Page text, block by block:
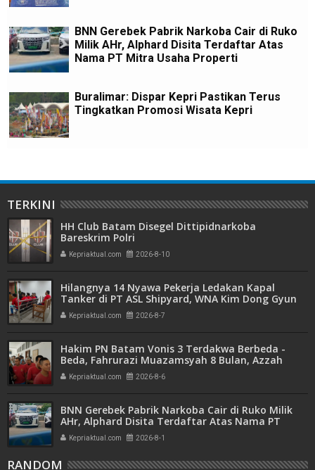
BNN Gerebek Pabrik Narkoba Cair di Ruko
Milik AHr, Alphard Disita Terdaftar Atas
Nama PT Mitra Usaha Properti
Buralimar: Dispar Kepri Pastikan Terus
Tingkatkan Promosi Wisata Kepri
TERKINI
HH Club Batam Disegel Dittipidnarkoba
Bareskrim Polri
Kepriaktual.com 2026-8-10
Hilangnya 14 Nyawa Pekerja Ledakan Kapal
Tanker di PT ASL Shipyard, WNA Kim Dong Gyun
Hanya Dituntut 1 Tahun 6 Bulan
Kepriaktual.com 2026-8-7
Hakim PN Batam Vonis 3 Terdakwa Berbeda -
Beda, Fahrurazi Muazamsyah 8 Bulan, Azzah
Azzurah dan Risma Divonis 2 Tahun 6 Bulan
Kepriaktual.com 2026-8-6
BNN Gerebek Pabrik Narkoba Cair di Ruko Milik
AHr, Alphard Disita Terdaftar Atas Nama PT
Mitra Usaha Properti
Kepriaktual.com 2026-8-1
RANDOM